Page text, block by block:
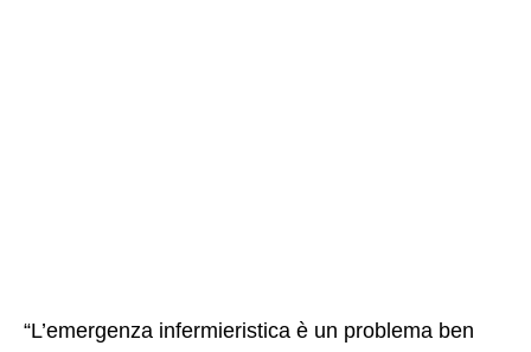
“L’emergenza infermieristica è un problema ben